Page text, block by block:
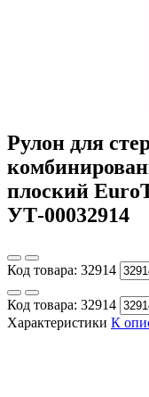
Рулон для
плоский
УТ-00032914
Код товара: 32914
Код товара: 32914
Характеристики К